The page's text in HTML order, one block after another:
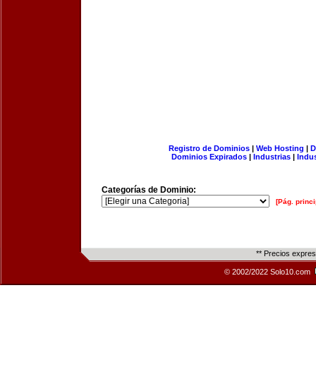
Registro de Dominios| Web Hosting |
Dominios Expirados | Industrias |
Categorías de Dominio:
[Pág.
** Precios
© 2002/2022 Solo10.com